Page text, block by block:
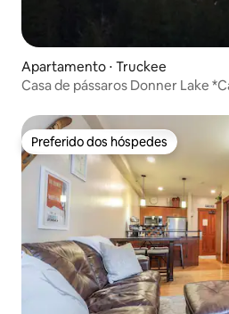
Apartamento ⋅ Truckee
Casa de pássaros Donner Lake
Preferido dos hóspedes
Preferido dos hóspedes